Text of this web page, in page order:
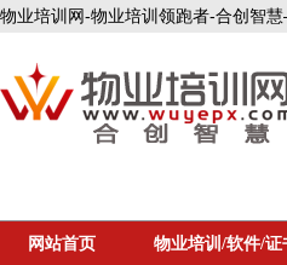
物业培训网-物业培训领跑者-合创智
网站首页 物业培训/软件/证